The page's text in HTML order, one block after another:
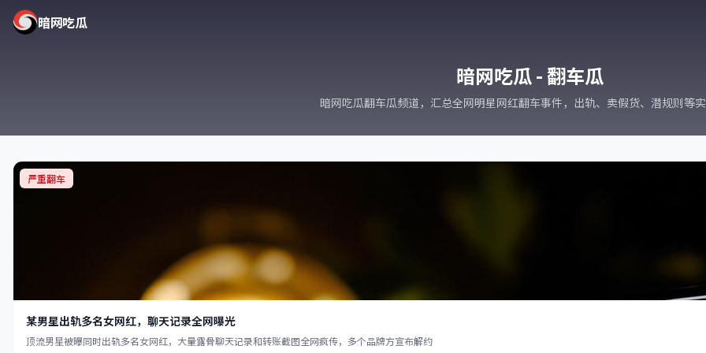
暗网吃瓜
暗网吃瓜 - 翻车瓜
暗网吃瓜翻车瓜频道，汇总全网明星网红翻车事件，出轨、卖假货、潜规则等
严重翻车
某男星出轨多名女网红，聊天记录全网曝光
顶流男星被曝同时出轨多名女网红，大量露骨聊天记录和转账截图全网疯传，多个品牌方宣布解约